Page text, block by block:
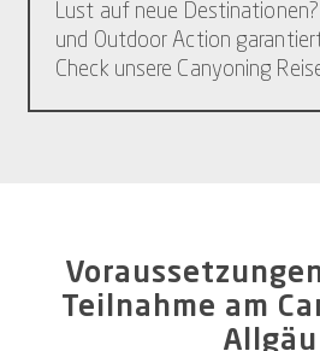
Lust auf neue
und Outdoor Action
Check unsere Canyoning
Teilnahme am
Allgäu